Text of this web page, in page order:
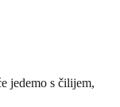
jedemo s čilijem,